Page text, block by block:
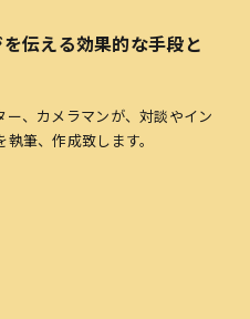
伝える効果的な手段と
、カメラマンが、対談やイン
筆、作成致します。